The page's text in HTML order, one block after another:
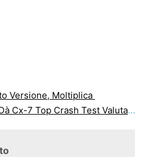
Versione, Moltiplica
Cx-7 Top Crash Test Valutazioni